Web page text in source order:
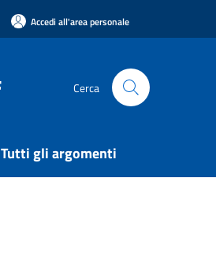
Accedi all'area personale
Cerca
Tutti gli argomenti